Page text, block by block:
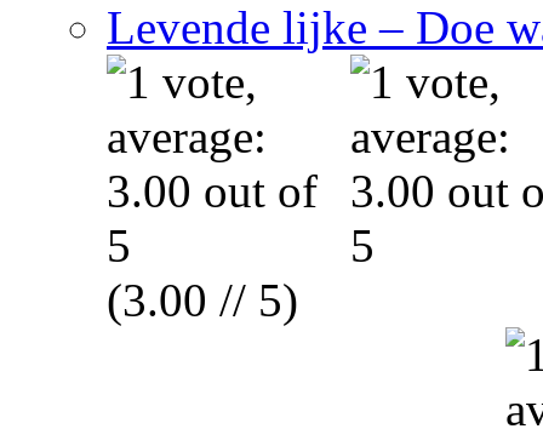
Levende lijke – Doe
(3.00 // 5)